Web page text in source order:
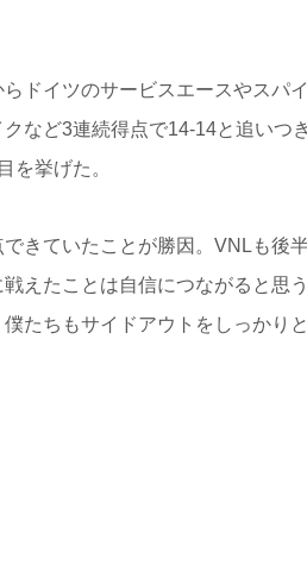
ドイツのサービスエースやスパ
など3連続得点で14-14と追いつ
を挙げた。
きていたことが勝因。VNLも後
えたことは自信につながると思
たちもサイドアウトをしっかり